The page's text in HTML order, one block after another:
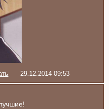
29.12.2014 09:53